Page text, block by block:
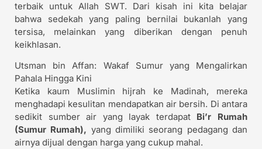
terbaik untuk Allah SWT. Dari kisah ini kita belajar
bahwa sedekah yang paling bernilai bukanlah yang
tersisa, melainkan yang diberikan dengan penuh
keikhlasan.
Utsman bin Affan: Wakaf Sumur yang Mengalirkan
Pahala Hingga Kini
Ketika kaum Muslimin hijrah ke Madinah, mereka
menghadapi kesulitan mendapatkan air bersih. Di antara
sedikit sumber air yang layak terdapatBi’r Rumah
(Sumur Rumah), yang dimiliki seorang pedagang dan
airnya dijual dengan harga yang cukup mahal.